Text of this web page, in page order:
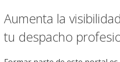
Aumenta la
tu despacho